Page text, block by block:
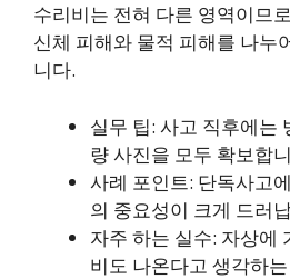
수리비는 전혀 다른 영역이므
신체 피해와 물적 피해를 나누
니다.
실무 팁: 사고 직후에는
량 사진을 모두 확보합
사례 포인트: 단독사고
의 중요성이 크게 드러
자주 하는 실수: 자상에
비도 나온다고 생각하